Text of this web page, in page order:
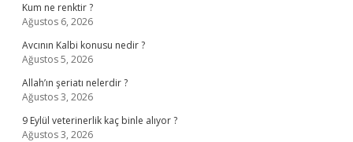
Kum ne renktir ?
Ağustos 6, 2026
Avcının Kalbi konusu nedir ?
Ağustos 5, 2026
Allah’ın şeriatı nelerdir ?
Ağustos 3, 2026
9 Eylül veterinerlik kaç binle alıyor ?
Ağustos 3, 2026